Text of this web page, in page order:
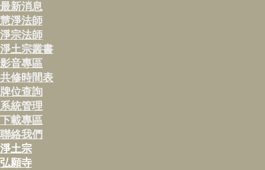
最新消息
慧淨法師
淨宗法師
淨土宗叢書
影音專區
共修時間表
牌位查詢
系統管理
下載專區
聯絡我們
淨土宗
弘願寺